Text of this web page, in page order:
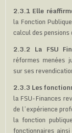
2.3.1 Elle
la Fonction
calcul des
2.3.2 La FSU
réformes menées
sur ses
2.3.3 Les
la FSU-Finances
de l’expérience
la fonction
fonctionnaires